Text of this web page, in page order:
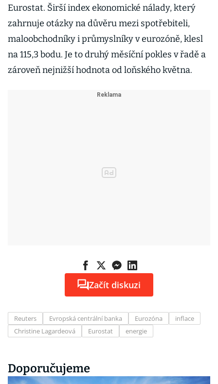
Eurostat. Širší index ekonomické nálady, který
zahrnuje otázky na důvěru mezi spotřebiteli,
maloobchodníky i průmyslníky v eurozóně, klesl
na 115,3 bodu. Je to druhý měsíční pokles v řadě a
zároveň nejnižší hodnota od loňského května.
Začít diskuzi
Reuters Evropská centrální banka Eurozóna
inflace
Christine Lagardeová
Eurostat energie
Doporučujeme